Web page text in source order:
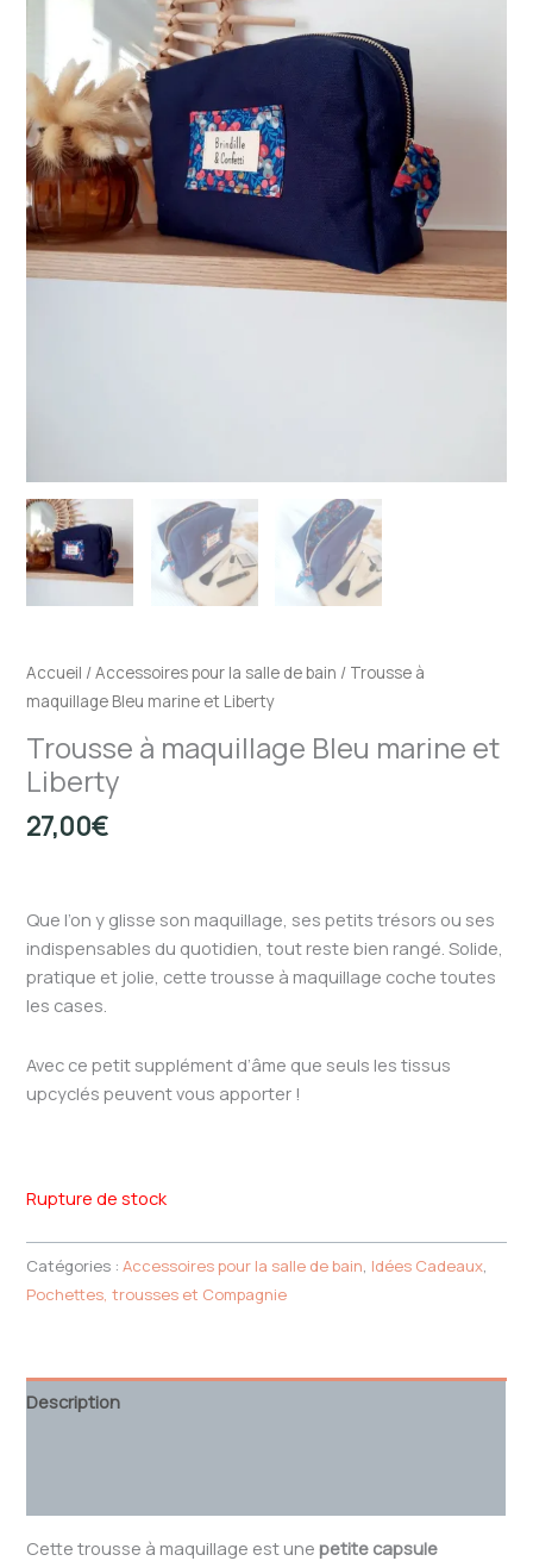
Accueil /Accessoires pour la salle de bain / Trousse à
maquillage Bleu marine et Liberty
Trousse à maquillage Bleu marine et
Liberty
27,00€
Que l’on y glisse son maquillage, ses petits trésors ou ses
indispensables du quotidien, tout reste bien rangé. Solide,
pratique et jolie, cette trousse à maquillage coche toutes
les cases.
Avec ce petit supplément d’âme que seuls les tissus
upcyclés peuvent vous apporter !
Rupture de stock
Catégories :Accessoires pour la salle de bain, Idées Cadeaux,
Pochettes, trousses et Compagnie
Description
Cette trousse à maquillage est unepetite capsule